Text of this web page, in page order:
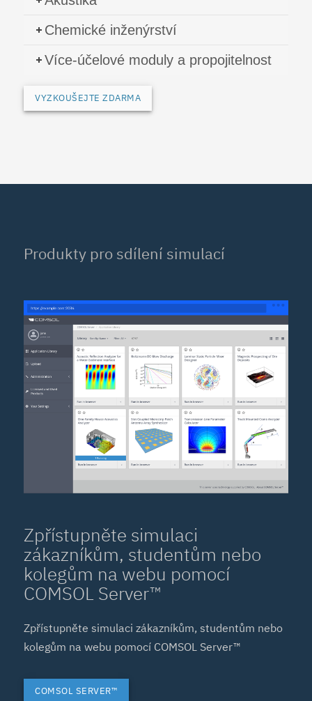
Chemické inženýrství
Více-účelové moduly a propojitelnost
VYZKOUŠEJTE ZDARMA
Produkty pro sdílení simulací
Zpřístupněte simulaci
zákazníkům, studentům nebo
kolegům na webu pomocí
COMSOL Server™
Zpřístupněte simulaci zákazníkům, studentům nebo
kolegům na webu pomocí COMSOL Server™
COMSOL SERVER™